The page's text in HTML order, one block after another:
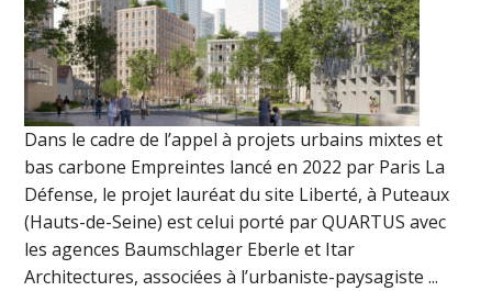
Dans le cadre de l’appel à projets urbains mixtes et
bas carbone Empreintes lancé en 2022 par Paris La
Défense, le projet lauréat du site Liberté, à Puteaux
(Hauts-de-Seine) est celui porté par QUARTUS avec
les agences Baumschlager Eberle et Itar
Architectures, associées à l’urbaniste-paysagiste ...